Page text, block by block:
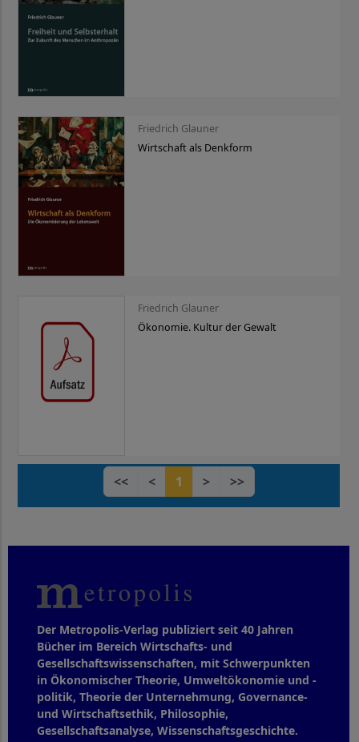
Friedrich Glauner
Wirtschaft als Denkform
Friedrich Glauner
Ökonomie. Kultur der Gewalt
<< < 1 > >>
Der Metropolis-Verlag publiziert seit 40 Jahren
Bücher im Bereich Wirtschafts- und
Gesellschaftswissenschaften, mit Schwerpunkten
in Ökonomischer Theorie, Umweltökonomie und -
politik, Theorie der Unternehmung, Governance-
und Wirtschaftsethik, Philosophie,
Gesellschaftsanalyse, Wissenschaftsgeschichte.